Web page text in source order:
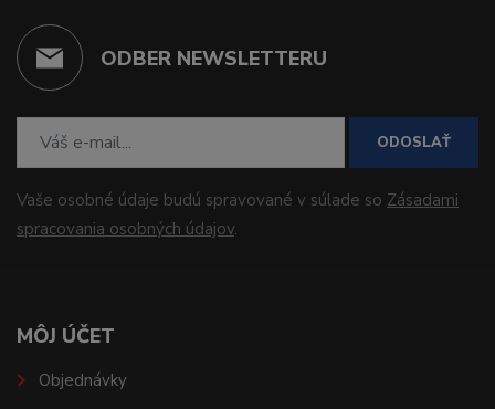
ODBER NEWSLETTERU
ODOSLAŤ
Vaše osobné údaje budú spravované v súlade so Zásadami
spracovania osobných údajov.
MÔJ ÚČET
Objednávky